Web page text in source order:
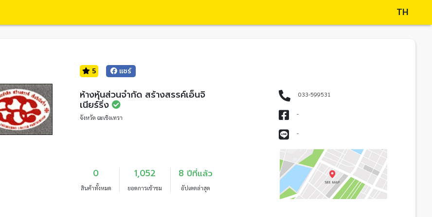
TH
5 แชร์
ห้างหุ้นส่วนจำกัด สร้างสรรค์เอ็นจิ
เนียร์ริ่ง
จังหวัด ฉะเชิงเทรา
0
สินค้าทั้งหมด
1,052
ยอดการเข้าชม
8 ปีที่แล้ว
อัปเดตล่าสุด
033-599531
-
-